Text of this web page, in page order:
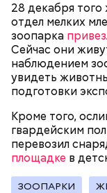
28 декабря
отдел мелких
зоопарка
Сейчас они
наблюдением
увидеть
подготовки
Кроме того,
гвардейским
перевозил
площадке в
ЗООПАРКИ